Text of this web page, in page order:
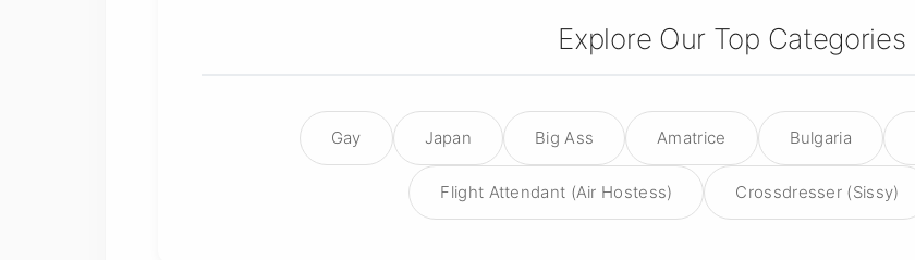
Explore Our Top Categories
Gay Japan Big Ass Amatrice Bulgaria
Flight Attendant (Air Hostess) Crossdresser (Sissy)